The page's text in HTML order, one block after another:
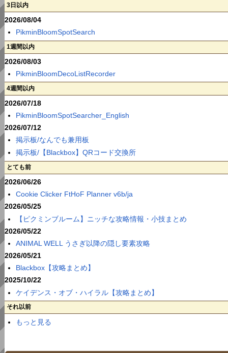
3日以内
2026/08/04
PikminBloomSpotSearch
1週間以内
2026/08/03
PikminBloomDecoListRecorder
4週間以内
2026/07/18
PikminBloomSpotSearcher_English
2026/07/12
掲示板/なんでも兼用板
掲示板/【Blackbox】QRコード交換所
とても前
2026/06/26
Cookie Clicker FtHoF Planner v6b/ja
2026/05/25
【ピクミンブルーム】ニッチな攻略情報・小技まとめ
2026/05/22
ANIMAL WELL うさぎ以降の隠し要素攻略
2026/05/21
Blackbox【攻略まとめ】
2025/10/22
ケイデンス・オブ・ハイラル【攻略まとめ】
それ以前
もっと見る